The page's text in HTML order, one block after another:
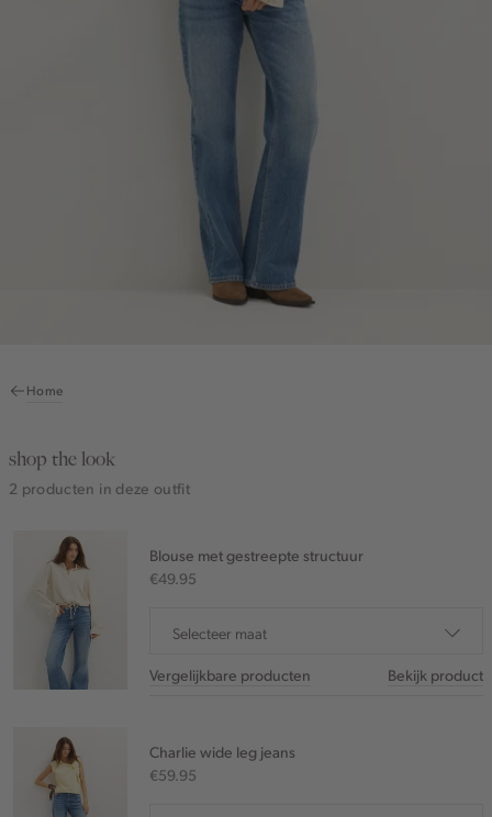
Home
shop the look
2 producten in deze outfit
Blouse met gestreepte structuur
€49.95
Selecteer maat
Vergelijkbare producten Bekijk product
Charlie wide leg jeans
€59.95